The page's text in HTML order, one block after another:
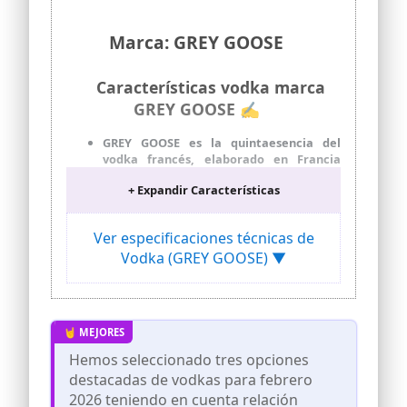
Marca: GREY GOOSE
Características vodka marca
GREY GOOSE ✍
GREY GOOSE es la quintaesencia del
vodka francés, elaborado en Francia
trigo blando de invierno y agua pura de
Los cócteles alcanzan una nueva
dimensión con GREY GOOSE, el vodka
más indicado para preparar los mejores
combinados: el clásico Martini Cocktail,
el Espresso Martini Cocktail o el Vodka
De sabor excepcionalmente suave y bien
redondeado, presenta notas de
almendra, manzana y cítricos y un toque
de pimienta y anís: la riqueza de sus
matices procede de la calidad de los
+ Expandir Características
Ver especificaciones técnicas de
Vodka (GREY GOOSE) ▼
Hemos seleccionado tres opciones
destacadas de vodkas para febrero
2026 teniendo en cuenta relación